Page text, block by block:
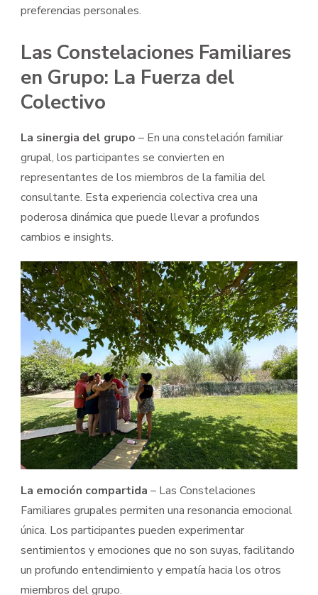
preferencias personales.
Las Constelaciones Familiares
en Grupo: La Fuerza del
Colectivo
La sinergia del grupo – En una constelación familiar
grupal, los participantes se convierten en
representantes de los miembros de la familia del
consultante. Esta experiencia colectiva crea una
poderosa dinámica que puede llevar a profundos
cambios e insights.
La emoción compartida – Las Constelaciones
Familiares grupales permiten una resonancia emocional
única. Los participantes pueden experimentar
sentimientos y emociones que no son suyas, facilitando
un profundo entendimiento y empatía hacia los otros
miembros del grupo.